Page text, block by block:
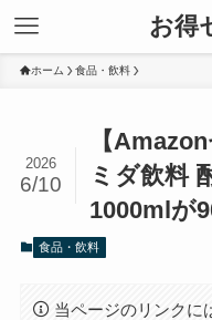
お得
ホーム 食品・飲料
【
ミダ飲料
1000mlが
2026
6/10
食品・飲料
当ページのリンクに